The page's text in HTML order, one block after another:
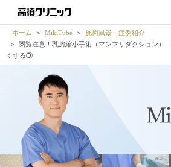
ホーム MikiTube
施術風景・症例紹介
閲覧注意！乳房縮小手術（マンマリダクション）
くする③